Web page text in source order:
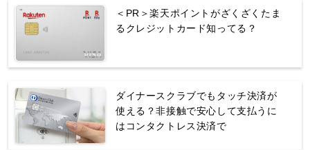
＜PR＞楽天ポイントがざくざくたま
るクレジットカード知ってる？
ダイナースクラブでもタッチ決済が
使える？非接触で安心して支払うに
はコンタクトレス決済で